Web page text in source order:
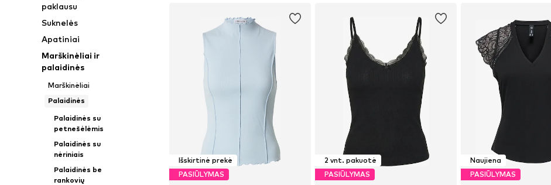
paklausu
Suknelės
Apatiniai
Marškinėliai ir
palaidinės
Marškinėliai
Palaidinės
Palaidinės su
petnešėlėmis
Palaidinės su
nėriniais
Palaidinės be
rankovių
Išskirtinė prekė
PASIŪLYMAS
2 vnt. pakuotė
PASIŪLYMAS
Naujiena
PASIŪLYMAS